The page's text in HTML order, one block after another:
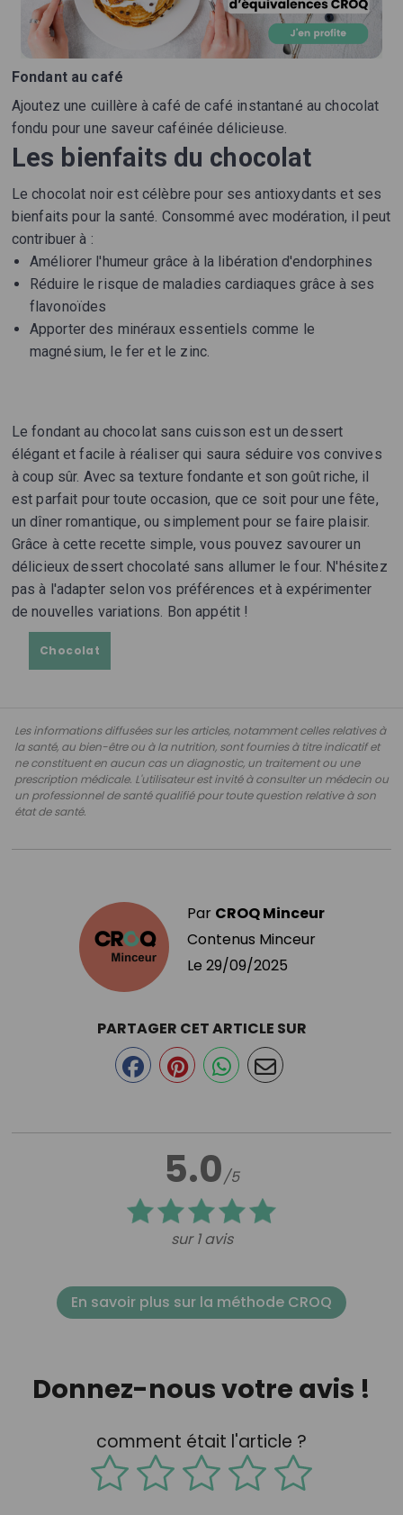
Fondant au café
Ajoutez une cuillère à café de café instantané au chocolat
fondu pour une saveur caféinée délicieuse.
Les bienfaits du chocolat
Le chocolat noir est célèbre pour ses antioxydants et ses
bienfaits pour la santé. Consommé avec modération, il peut
contribuer à :
Améliorer l'humeur grâce à la libération d'endorphines
Réduire le risque de maladies cardiaques grâce à ses
flavonoïdes
Apporter des minéraux essentiels comme le
magnésium, le fer et le zinc.
Le fondant au chocolat sans cuisson est un dessert
élégant et facile à réaliser qui saura séduire vos convives
à coup sûr. Avec sa texture fondante et son goût riche, il
est parfait pour toute occasion, que ce soit pour une fête,
un dîner romantique, ou simplement pour se faire plaisir.
Grâce à cette recette simple, vous pouvez savourer un
délicieux dessert chocolaté sans allumer le four. N'hésitez
pas à l'adapter selon vos préférences et à expérimenter
de nouvelles variations. Bon appétit !
Chocolat
Les informations diffusées sur les articles, notamment celles relatives à
la santé, au bien-être ou à la nutrition, sont fournies à titre indicatif et
ne constituent en aucun cas un diagnostic, un traitement ou une
prescription médicale. L'utilisateur est invité à consulter un médecin ou
un professionnel de santé qualifié pour toute question relative à son
état de santé.
Par CROQ Minceur
Contenus Minceur
Le 29/09/2025
5.0/5
sur 1 avis
PARTAGER CET ARTICLE SUR
En savoir plus sur la méthode CROQ
Donnez-nous votre avis !
comment était l'article ?